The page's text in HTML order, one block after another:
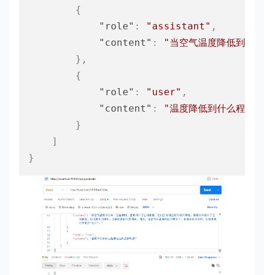
{
"role" : "assistant" ,
"content" :
"当空气温度降低到一
} ,
{
"role" : "user" ,
"content" :
"温度降低到什么程度
}
]
}